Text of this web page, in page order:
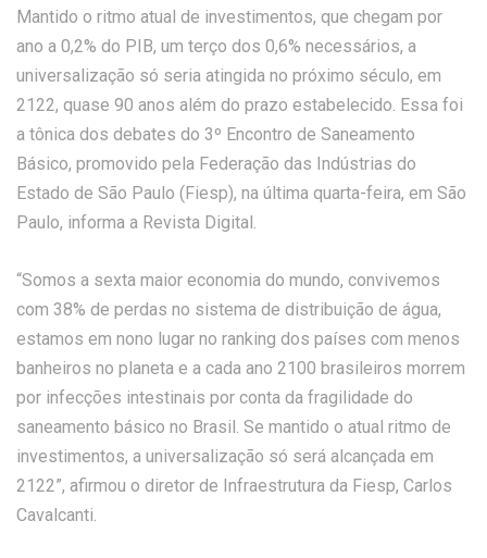
Mantido o ritmo atual de investimentos, que chegam por
ano a 0,2% do PIB, um terço dos 0,6% necessários, a
universalização só seria atingida no próximo século, em
2122, quase 90 anos além do prazo estabelecido. Essa foi
a tônica dos debates do 3º Encontro de Saneamento
Básico, promovido pela Federação das Indústrias do
Estado de São Paulo (Fiesp), na última quarta-feira, em São
Paulo, informa a Revista Digital.
“Somos a sexta maior economia do mundo, convivemos
com 38% de perdas no sistema de distribuição de água,
estamos em nono lugar no ranking dos países com menos
banheiros no planeta e a cada ano 2100 brasileiros morrem
por infecções intestinais por conta da fragilidade do
saneamento básico no Brasil. Se mantido o atual ritmo de
investimentos, a universalização só será alcançada em
2122”, afirmou o diretor de Infraestrutura da Fiesp, Carlos
Cavalcanti.